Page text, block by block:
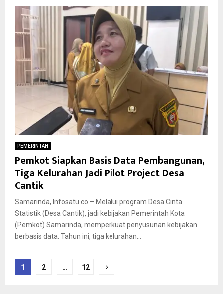
PEMERINTAH
Pemkot Siapkan Basis Data Pembangunan,
Tiga Kelurahan Jadi Pilot Project Desa
Cantik
Samarinda, Infosatu.co – Melalui program Desa Cinta
Statistik (Desa Cantik), jadi kebijakan Pemerintah Kota
(Pemkot) Samarinda, memperkuat penyusunan kebijakan
berbasis data. Tahun ini, tiga kelurahan...
Paginasi
1 2 … 12